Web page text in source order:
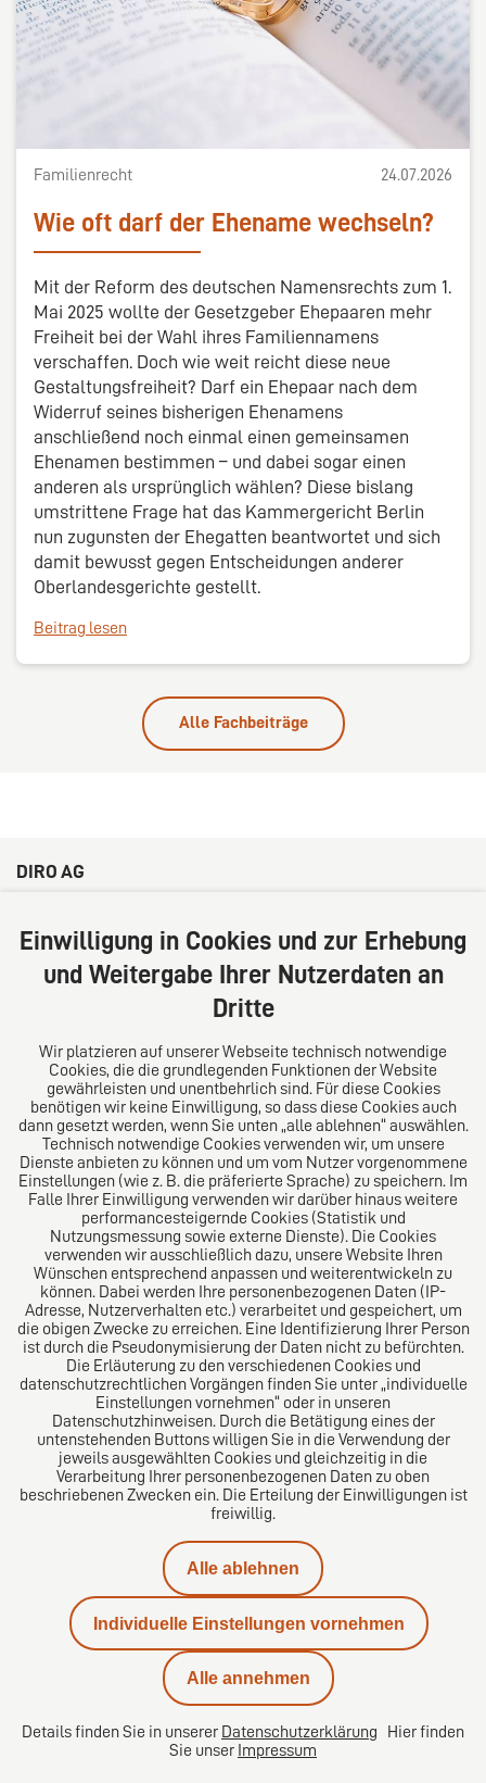
Familienrecht 24.07.2026
Wie oft darf der Ehename wechseln?
Mit der Reform des deutschen Namensrechts zum 1.
Mai 2025 wollte der Gesetzgeber Ehepaaren mehr
Freiheit bei der Wahl ihres Familiennamens
verschaffen. Doch wie weit reicht diese neue
Gestaltungsfreiheit? Darf ein Ehepaar nach dem
Widerruf seines bisherigen Ehenamens
anschließend noch einmal einen gemeinsamen
Ehenamen bestimmen – und dabei sogar einen
anderen als ursprünglich wählen? Diese bislang
umstrittene Frage hat das Kammergericht Berlin
nun zugunsten der Ehegatten beantwortet und sich
damit bewusst gegen Entscheidungen anderer
Oberlandesgerichte gestellt.
Beitrag lesen
Alle Fachbeiträge
DIRO AG
20354 Hamburg
Deutschland
Tel: +49 (0) 40 41352231
Über uns
Das Kanzlei-Vertrauensnetzwerk. Aus Europa für die
Welt. Für den erfolgreichen Mittelstand.
Folgen Sie uns auf
Das europäische Kanzlei-Netzwerk
Datenschutz
Einwilligung in Cookies und zur Erhebung
und Weitergabe Ihrer Nutzerdaten an
Dritte
Wir platzieren auf unserer Webseite technisch notwendige
Cookies, die die grundlegenden Funktionen der Website
gewährleisten und unentbehrlich sind. Für diese Cookies
benötigen wir keine Einwilligung, so dass diese Cookies auch
dann gesetzt werden, wenn Sie unten „alle ablehnen“ auswählen.
Technisch notwendige Cookies verwenden wir, um unsere
Dienste anbieten zu können und um vom Nutzer vorgenommene
Einstellungen (wie z. B. die präferierte Sprache) zu speichern. Im
Falle Ihrer Einwilligung verwenden wir darüber hinaus weitere
performancesteigernde Cookies (Statistik und
Nutzungsmessung sowie externe Dienste). Die Cookies
verwenden wir ausschließlich dazu, unsere Website Ihren
Wünschen entsprechend anpassen und weiterentwickeln zu
können. Dabei werden Ihre personenbezogenen Daten (IP-
Adresse, Nutzerverhalten etc.) verarbeitet und gespeichert, um
die obigen Zwecke zu erreichen. Eine Identifizierung Ihrer Person
ist durch die Pseudonymisierung der Daten nicht zu befürchten.
Die Erläuterung zu den verschiedenen Cookies und
datenschutzrechtlichen Vorgängen finden Sie unter „individuelle
Einstellungen vornehmen“ oder in unseren
Datenschutzhinweisen. Durch die Betätigung eines der
untenstehenden Buttons willigen Sie in die Verwendung der
jeweils ausgewählten Cookies und gleichzeitig in die
Verarbeitung Ihrer personenbezogenen Daten zu oben
beschriebenen Zwecken ein. Die Erteilung der Einwilligungen ist
freiwillig.
Alle ablehnen
Individuelle Einstellungen vornehmen
Alle annehmen
Details finden Sie in unserer Datenschutzerklärung Hier finden
Sie unser Impressum